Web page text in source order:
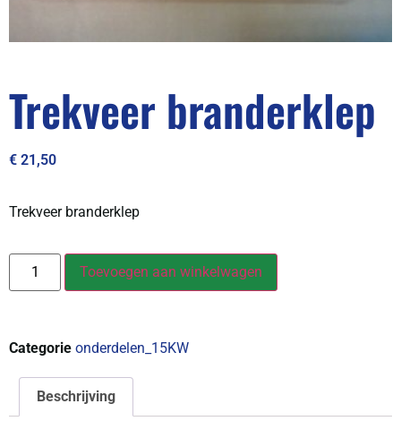
Trekveer branderklep
€ 21,50
Trekveer branderklep
Toevoegen aan winkelwagen
Categorie onderdelen_15KW
Beschrijving